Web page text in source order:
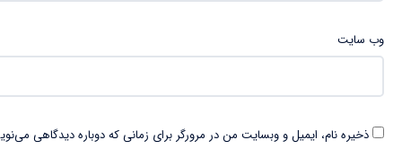
وب‌ سایت
ذخیره نام، ایمیل و وبسایت من در مرورگر برای زمانی که دوباره دیدگاهی